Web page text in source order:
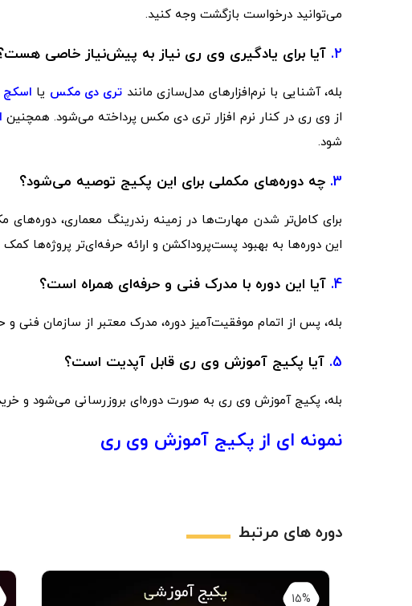
می‌توانید درخواست بازگشت وجه کنید.
2. آیا برای یادگیری وی ری نیاز به پیش‌نیاز خاصی
بله، آشنایی با نرم‌افزارهای مدل‌سازی مانند تری دی مکس یا
از وی ری در کنار نرم افزار تری دی مکس پرداخته می‌شود. همچنین
شود.
3. چه دوره‌های مکملی برای این پکیج توصیه می‌شود؟
برای کامل‌تر شدن مهارت‌ها در زمینه رندرینگ معماری،
این دوره‌ها به بهبود پست‌پروداکشن و ارائه حرفه‌ای‌تر پروژه‌ها
4. آیا این دوره با مدرک فنی و حرفه‌ای همراه است؟
بله، پس از اتمام موفقیت‌آمیز دوره، مدرک معتبر از سازمان فنی
5. آیا پکیج آموزش وی ری قابل آپدیت است؟
بله، پکیج آموزش وی ری به صورت دوره‌ای بروزرسانی می‌شود و
نمونه ای از پکیج آموزش وی ری
دوره های مرتبط
15%